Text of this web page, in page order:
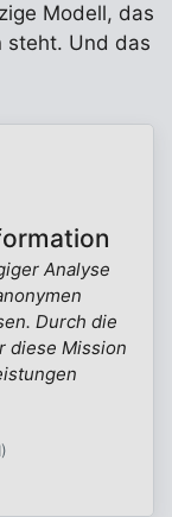
Modell, das
steht. Und das
Analyse
Durch die
diese Mission